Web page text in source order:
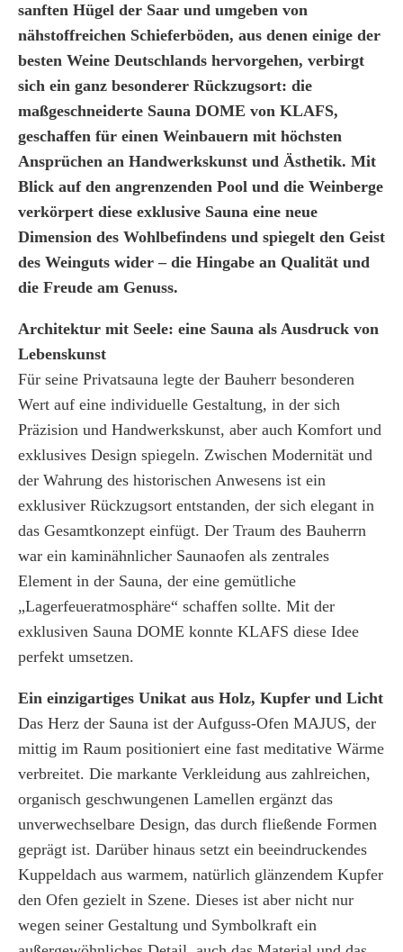
sanften Hügel der Saar und umgeben von
nähstoffreichen Schieferböden, aus denen einige der
besten Weine Deutschlands hervorgehen, verbirgt
sich ein ganz besonderer Rückzugsort: die
maßgeschneiderte Sauna DOME von KLAFS,
geschaffen für einen Weinbauern mit höchsten
Ansprüchen an Handwerkskunst und Ästhetik. Mit
Blick auf den angrenzenden Pool und die Weinberge
verkörpert diese exklusive Sauna eine neue
Dimension des Wohlbefindens und spiegelt den Geist
des Weinguts wider – die Hingabe an Qualität und
die Freude am Genuss.
Architektur mit Seele: eine Sauna als Ausdruck von
Lebenskunst
Für seine Privatsauna legte der Bauherr besonderen
Wert auf eine individuelle Gestaltung, in der sich
Präzision und Handwerkskunst, aber auch Komfort und
exklusives Design spiegeln. Zwischen Modernität und
der Wahrung des historischen Anwesens ist ein
exklusiver Rückzugsort entstanden, der sich elegant in
das Gesamtkonzept einfügt. Der Traum des Bauherrn
war ein kaminähnlicher Saunaofen als zentrales
Element in der Sauna, der eine gemütliche
„Lagerfeueratmosphäre“ schaffen sollte. Mit der
exklusiven Sauna DOME konnte KLAFS diese Idee
perfekt umsetzen.
Ein einzigartiges Unikat aus Holz, Kupfer und Licht
Das Herz der Sauna ist der Aufguss-Ofen MAJUS, der
mittig im Raum positioniert eine fast meditative Wärme
verbreitet. Die markante Verkleidung aus zahlreichen,
organisch geschwungenen Lamellen ergänzt das
unverwechselbare Design, das durch fließende Formen
geprägt ist. Darüber hinaus setzt ein beeindruckendes
Kuppeldach aus warmem, natürlich glänzendem Kupfer
den Ofen gezielt in Szene. Dieses ist aber nicht nur
wegen seiner Gestaltung und Symbolkraft ein